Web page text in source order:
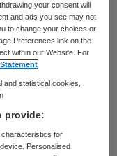
werk en
bij
bij
in de regio
Westland,
your consent will
and ads you see may not
to change your choices or
Preferences link on the
within our Website. For
statistical cookies,
provide:
characteristics for
Personalised